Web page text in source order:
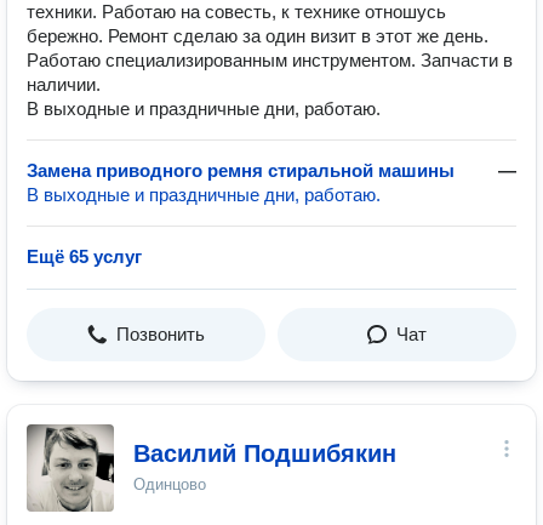
техники. Работаю на совесть, к технике отношусь
бережно. Ремонт сделаю за один визит в этот же день.
Работаю специализированным инструментом. Запчасти в
наличии.
В выходные и праздничные дни, работаю.
Замена приводного ремня стиральной машины
—
В выходные и праздничные дни, работаю.
Ещё 65 услуг
Позвонить Чат
Василий Подшибякин
Одинцово